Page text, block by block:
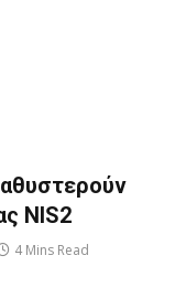
NIS2
4 Mins Read